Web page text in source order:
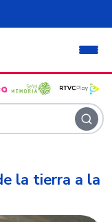
la tierra a la